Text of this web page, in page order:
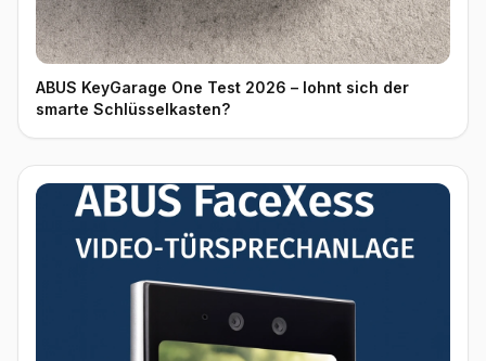
ABUS KeyGarage One Test 2026 – lohnt sich der
smarte Schlüsselkasten?